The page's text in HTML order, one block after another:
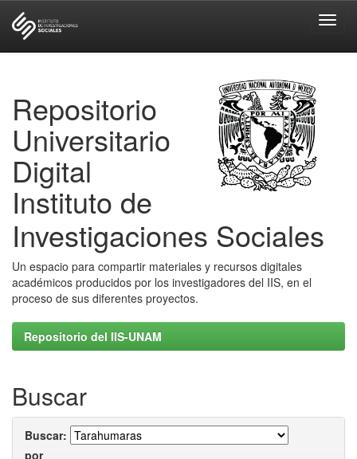
Repositorio
Universitario
Digital
Instituto de
Investigaciones Sociales
Un espacio para compartir materiales y recursos digitales
académicos producidos por los investigadores del IIS, en el
proceso de sus diferentes proyectos.
Repositorio del IIS-UNAM
Buscar
Buscar:
por